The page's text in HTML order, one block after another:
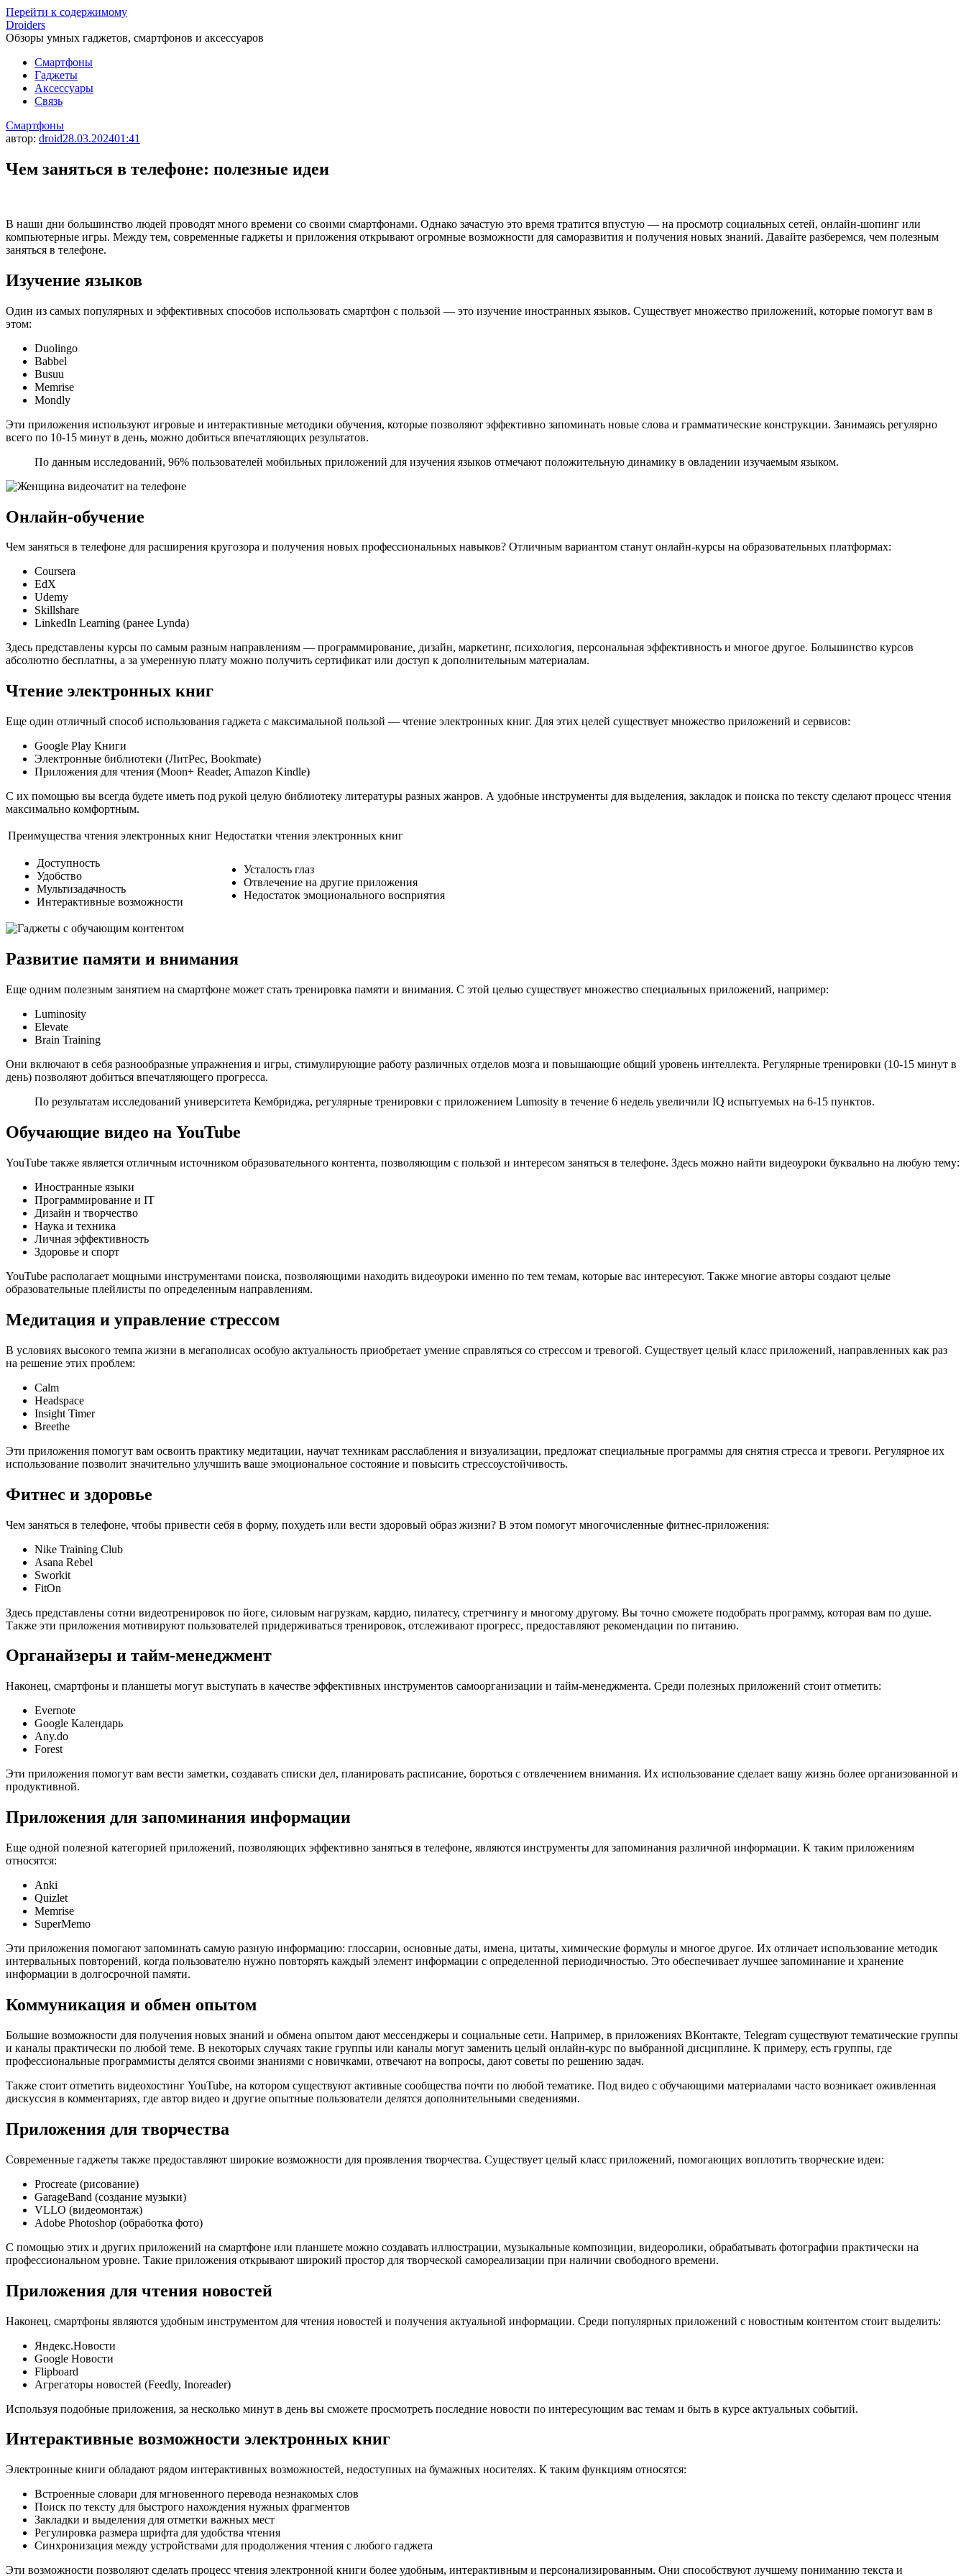
Перейти к содержимому
Droiders
Обзоры умных гаджетов, смартфонов и аксессуаров
Смартфоны
Гаджеты
Аксессуары
Связь
Смартфоны
автор: droid28.03.202401:41
Чем заняться в телефоне: полезные идеи
В наши дни большинство людей проводят много времени со своими смартфонами. Однако зачастую это время тратится впустую — на просмотр социальных сетей, онлайн-шопинг или
компьютерные игры. Между тем, современные гаджеты и приложения открывают огромные возможности для саморазвития и получения новых знаний. Давайте разберемся, чем полезным
заняться в телефоне.
Изучение языков
Один из самых популярных и эффективных способов использовать смартфон с пользой — это изучение иностранных языков. Существует множество приложений, которые помогут вам в
этом:
Duolingo
Babbel
Busuu
Memrise
Mondly
Эти приложения используют игровые и интерактивные методики обучения, которые позволяют эффективно запоминать новые слова и грамматические конструкции. Занимаясь регулярно
всего по 10-15 минут в день, можно добиться впечатляющих результатов.
По данным исследований, 96% пользователей мобильных приложений для изучения языков отмечают положительную динамику в овладении изучаемым языком.
Онлайн-обучение
Чем заняться в телефоне для расширения кругозора и получения новых профессиональных навыков? Отличным вариантом станут онлайн-курсы на образовательных платформах:
Coursera
EdX
Udemy
Skillshare
LinkedIn Learning (ранее Lynda)
Здесь представлены курсы по самым разным направлениям — программирование, дизайн, маркетинг, психология, персональная эффективность и многое другое. Большинство курсов
абсолютно бесплатны, а за умеренную плату можно получить сертификат или доступ к дополнительным материалам.
Чтение электронных книг
Еще один отличный способ использования гаджета с максимальной пользой — чтение электронных книг. Для этих целей существует множество приложений и сервисов:
Google Play Книги
Электронные библиотеки (ЛитРес, Bookmate)
Приложения для чтения (Moon+ Reader, Amazon Kindle)
С их помощью вы всегда будете иметь под рукой целую библиотеку литературы разных жанров. А удобные инструменты для выделения, закладок и поиска по тексту сделают процесс чтения
максимально комфортным.
Преимущества чтения электронных книг Недостатки чтения электронных книг
Доступность
Удобство
Мультизадачность
Интерактивные возможности
Усталость глаз
Отвлечение на другие приложения
Недостаток эмоционального восприятия
Развитие памяти и внимания
Еще одним полезным занятием на смартфоне может стать тренировка памяти и внимания. С этой целью существует множество специальных приложений, например:
Luminosity
Elevate
Brain Training
Они включают в себя разнообразные упражнения и игры, стимулирующие работу различных отделов мозга и повышающие общий уровень интеллекта. Регулярные тренировки (10-15 минут в
день) позволяют добиться впечатляющего прогресса.
По результатам исследований университета Кембриджа, регулярные тренировки с приложением Lumosity в течение 6 недель увеличили IQ испытуемых на 6-15 пунктов.
Обучающие видео на YouTube
YouTube также является отличным источником образовательного контента, позволяющим с пользой и интересом заняться в телефоне. Здесь можно найти видеоуроки буквально на любую тему:
Иностранные языки
Программирование и IT
Дизайн и творчество
Наука и техника
Личная эффективность
Здоровье и спорт
YouTube располагает мощными инструментами поиска, позволяющими находить видеоуроки именно по тем темам, которые вас интересуют. Также многие авторы создают целые
образовательные плейлисты по определенным направлениям.
Медитация и управление стрессом
В условиях высокого темпа жизни в мегаполисах особую актуальность приобретает умение справляться со стрессом и тревогой. Существует целый класс приложений, направленных как раз
на решение этих проблем:
Calm
Headspace
Insight Timer
Breethe
Эти приложения помогут вам освоить практику медитации, научат техникам расслабления и визуализации, предложат специальные программы для снятия стресса и тревоги. Регулярное их
использование позволит значительно улучшить ваше эмоциональное состояние и повысить стрессоустойчивость.
Фитнес и здоровье
Чем заняться в телефоне, чтобы привести себя в форму, похудеть или вести здоровый образ жизни? В этом помогут многочисленные фитнес-приложения:
Nike Training Club
Asana Rebel
Sworkit
FitOn
Здесь представлены сотни видеотренировок по йоге, силовым нагрузкам, кардио, пилатесу, стретчингу и многому другому. Вы точно сможете подобрать программу, которая вам по душе.
Также эти приложения мотивируют пользователей придерживаться тренировок, отслеживают прогресс, предоставляют рекомендации по питанию.
Органайзеры и тайм-менеджмент
Наконец, смартфоны и планшеты могут выступать в качестве эффективных инструментов самоорганизации и тайм-менеджмента. Среди полезных приложений стоит отметить:
Evernote
Google Календарь
Any.do
Forest
Эти приложения помогут вам вести заметки, создавать списки дел, планировать расписание, бороться с отвлечением внимания. Их использование сделает вашу жизнь более организованной и
продуктивной.
Приложения для запоминания информации
Еще одной полезной категорией приложений, позволяющих эффективно заняться в телефоне, являются инструменты для запоминания различной информации. К таким приложениям
относятся:
Anki
Quizlet
Memrise
SuperMemo
Эти приложения помогают запоминать самую разную информацию: глоссарии, основные даты, имена, цитаты, химические формулы и многое другое. Их отличает использование методик
интервальных повторений, когда пользователю нужно повторять каждый элемент информации с определенной периодичностью. Это обеспечивает лучшее запоминание и хранение
информации в долгосрочной памяти.
Коммуникация и обмен опытом
Большие возможности для получения новых знаний и обмена опытом дают мессенджеры и социальные сети. Например, в приложениях ВКонтакте, Telegram существуют тематические группы
и каналы практически по любой теме. В некоторых случаях такие группы или каналы могут заменить целый онлайн-курс по выбранной дисциплине. К примеру, есть группы, где
профессиональные программисты делятся своими знаниями с новичками, отвечают на вопросы, дают советы по решению задач.
Также стоит отметить видеохостинг YouTube, на котором существуют активные сообщества почти по любой тематике. Под видео с обучающими материалами часто возникает оживленная
дискуссия в комментариях, где автор видео и другие опытные пользователи делятся дополнительными сведениями.
Приложения для творчества
Современные гаджеты также предоставляют широкие возможности для проявления творчества. Существует целый класс приложений, помогающих воплотить творческие идеи:
Procreate (рисование)
GarageBand (создание музыки)
VLLO (видеомонтаж)
Adobe Photoshop (обработка фото)
С помощью этих и других приложений на смартфоне или планшете можно создавать иллюстрации, музыкальные композиции, видеоролики, обрабатывать фотографии практически на
профессиональном уровне. Такие приложения открывают широкий простор для творческой самореализации при наличии свободного времени.
Приложения для чтения новостей
Наконец, смартфоны являются удобным инструментом для чтения новостей и получения актуальной информации. Среди популярных приложений с новостным контентом стоит выделить:
Яндекс.Новости
Google Новости
Flipboard
Агрегаторы новостей (Feedly, Inoreader)
Используя подобные приложения, за несколько минут в день вы сможете просмотреть последние новости по интересующим вас темам и быть в курсе актуальных событий.
Интерактивные возможности электронных книг
Электронные книги обладают рядом интерактивных возможностей, недоступных на бумажных носителях. К таким функциям относятся:
Встроенные словари для мгновенного перевода незнакомых слов
Поиск по тексту для быстрого нахождения нужных фрагментов
Закладки и выделения для отметки важных мест
Регулировка размера шрифта для удобства чтения
Синхронизация между устройствами для продолжения чтения с любого гаджета
Эти возможности позволяют сделать процесс чтения электронной книги более удобным, интерактивным и персонализированным. Они способствуют лучшему пониманию текста и